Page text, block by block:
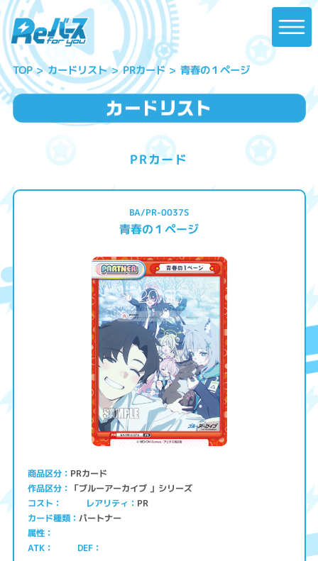
TOP カードリスト PRカード 青春の１ページ
PRカード
BA/PR-0037S
青春の１ページ
商品区分 PRカード
作品区分 「ブルーアーカイブ 」シリーズ
コスト レアリティ PR
カード種類 パートナー
属性
ATK
DEF